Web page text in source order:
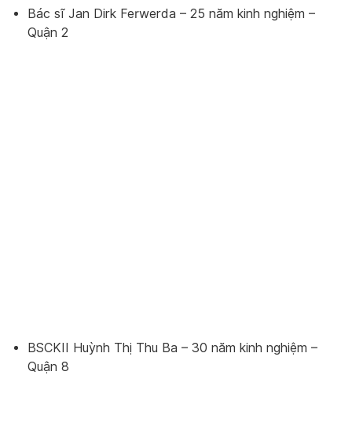
Bác sĩ Jan Dirk Ferwerda – 25 năm kinh nghiệm –
Quận 2
BSCKII Huỳnh Thị Thu Ba – 30 năm kinh nghiệm –
Quận 8